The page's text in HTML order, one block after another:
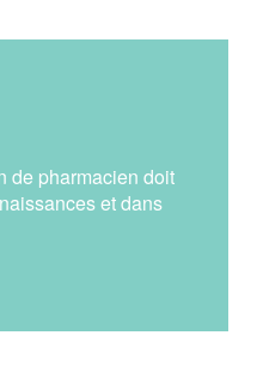
de pharmacien doit
et dans